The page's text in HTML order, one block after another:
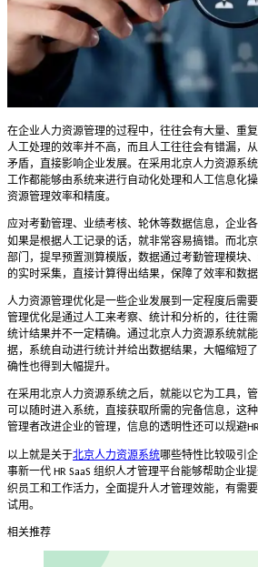
在企业人力资源管理的过程中，往往会有大量、重
人工处理的效率并不高，而且人工往往会有错漏，
矛盾，直接影响企业发展。在采用北京人力资源系
工作都能够由系统来进行自动化处理和人工信息化
资源管理效率和精度。
应对考勤管理、业绩考核、轮休等数据信息，企业
如果是根据人工记录的话，就非常容易搞错。而北
部门，提早预置测算模版，数据通过考勤管理模块
的实时采集，直接计算得出结果，保障了效率和数据
人力资源管理优化是一些企业发展到一定程度后需
管理优化是通过人工来考察、统计和分析的，往往
统计结果并不一定精确。通过北京人力资源系统就
据，系统自动进行统计并给出数据结果，大幅缩短
确性也得到大幅提升。
在采用北京人力资源系统之后，就能以它为工具，
可以随时进入系统，直接获取所需的完备信息，这
管理者改进企业的管理，信息的透明性还可以规避HR
以上就是关于北京人力资源系统哪些特性比较吸引
事新一代 HR SaaS 组织人才管理平台能够帮助企业
织员工和工作活力，全面提升人才管理效能，有需
试用。
相关推荐